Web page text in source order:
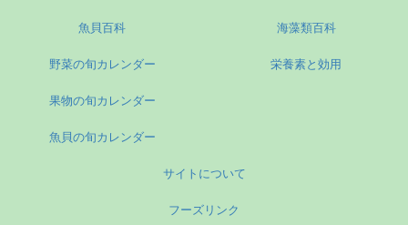
魚貝百科 海藻類百科
野菜の旬カレンダー
果物の旬カレンダー
魚貝の旬カレンダー
栄養素と効用
サイトについて
フーズリンク